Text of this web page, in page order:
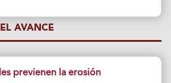
AVANCE
previenen la erosión